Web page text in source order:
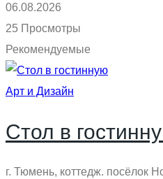
06.08.2026
25 Просмотры
Рекомендуемые
Арт и Дизайн
Стол в
г. Тюмень, коттедж. посёлок